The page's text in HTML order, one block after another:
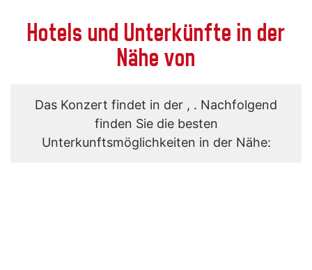
Hotels und Unterkünfte in der
Nähe von
Das Konzert findet in der , . Nachfolgend
finden Sie die besten
Unterkunftsmöglichkeiten in der Nähe: